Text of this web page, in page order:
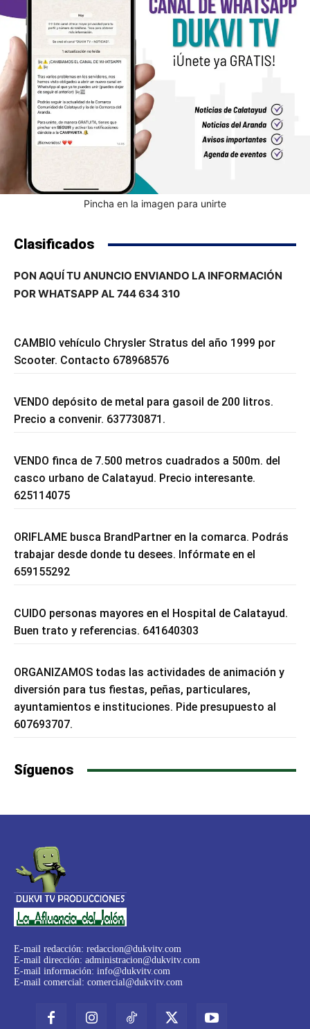
Pincha en la imagen para unirte
Clasificados
PON AQUÍ TU ANUNCIO ENVIANDO LA INFORMACIÓN
POR WHATSAPP AL 744 634 310
CAMBIO vehículo Chrysler Stratus del año 1999 por
Scooter. Contacto 678968576
VENDO depósito de metal para gasoil de 200 litros.
Precio a convenir. 637730871.
VENDO finca de 7.500 metros cuadrados a 500m. del
casco urbano de Calatayud. Precio interesante.
625114075
ORIFLAME busca BrandPartner en la comarca. Podrás
trabajar desde donde tu desees. Infórmate en el
659155292
CUIDO personas mayores en el Hospital de Calatayud.
Buen trato y referencias. 641640303
ORGANIZAMOS todas las actividades de animación y
diversión para tus fiestas, peñas, particulares,
ayuntamientos e instituciones. Pide presupuesto al
607693707.
Síguenos
E-mail redacción: redaccion@dukvitv.com
E-mail dirección: administracion@dukvitv.com
E-mail información: info@dukvitv.com
E-mail comercial: comercial@dukvitv.com